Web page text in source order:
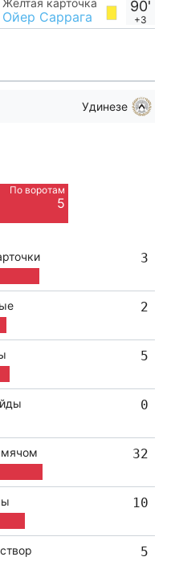
90'
+3
Жёлтая карточка
Ойер Саррага
Удинезе
По воротам
5
3
2
5
0
мячом 32
10
5